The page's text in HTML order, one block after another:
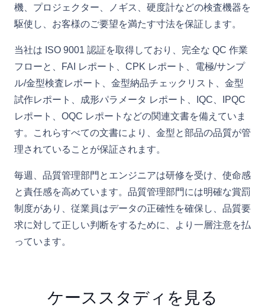
機、プロジェクター、ノギス、硬度計などの検査機器を
駆使し、お客様のご要望を満たす寸法を保証します。
当社は ISO 9001 認証を取得しており、完全な QC 作業
フローと、FAI レポート、CPK レポート、電極/サンプ
ル/金型検査レポート、金型納品チェックリスト、金型
試作レポート、成形パラメータ レポート、IQC、IPQC
レポート、OQC レポートなどの関連文書を備えていま
す。これらすべての文書により、金型と部品の品質が管
理されていることが保証されます。
毎週、品質管理部門とエンジニアは研修を受け、使命感
と責任感を高めています。品質管理部門には明確な賞罰
制度があり、従業員はデータの正確性を確保し、品質要
求に対して正しい判断をするために、より一層注意を払
っています。
ケーススタディを見る